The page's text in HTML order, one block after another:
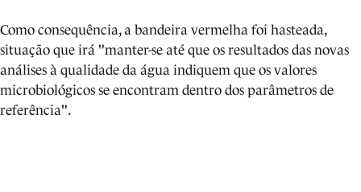
Como consequência, a bandeira vermelha foi hasteada,
situação que irá "manter-se até que os resultados das novas
análises à qualidade da água indiquem que os valores
microbiológicos se encontram dentro dos parâmetros de
referência".